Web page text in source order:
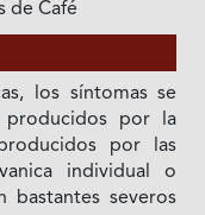
de Café
los síntomas se
producidos por la
por las
individual o
bastantes severos